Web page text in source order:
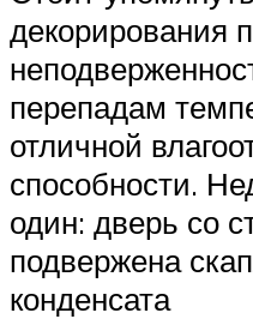
декорирования
перепадам
отличной
способности.
один: дверь со
подвержена
конденсата